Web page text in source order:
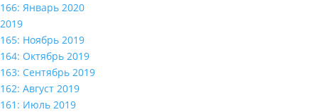
166: Январь 2020
2019
165: Ноябрь 2019
164: Октябрь 2019
163: Сентябрь 2019
162: Август 2019
161: Июль 2019